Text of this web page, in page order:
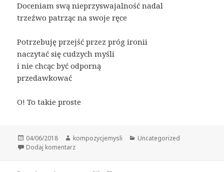
Doceniam swą nieprzyswajalność nadal
trzeźwo patrząc na swoje ręce
Potrzebuję przejść przez próg ironii
naczytać się cudzych myśli
i nie chcąc być odporną
przedawkować
O! To takie proste
Data
publikacji
04/06/2018 Autor
kompozycjemysli Kategorie
Uncategorized
Dodaj komentarzdo 14